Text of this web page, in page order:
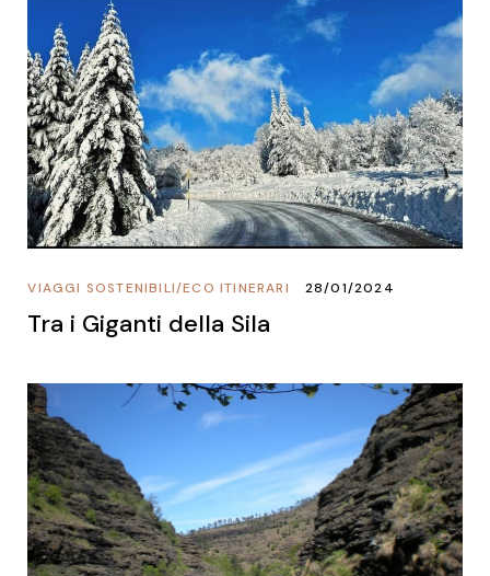
ECO ITINERARI
/
VIAGGI SOSTENIBILI 28/01/2024
Tra i Giganti della Sila